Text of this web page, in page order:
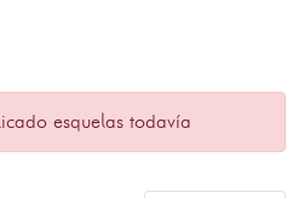
esquelas todavía